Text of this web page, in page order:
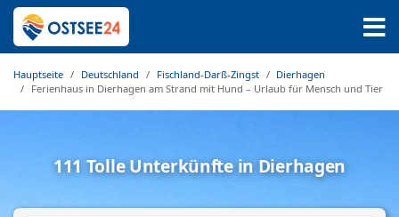
Hauptseite Deutschland Fischland-Darß-Zingst
Dierhagen
Ferienhaus in Dierhagen am Strand mit Hund – Urlaub für Mensch und Tier
111 Tolle Unterkünfte in Dierhagen